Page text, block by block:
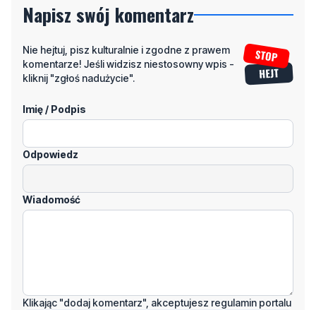
Napisz swój komentarz
Nie hejtuj, pisz kulturalnie i zgodne z prawem
komentarze! Jeśli widzisz niestosowny wpis -
kliknij "zgłoś nadużycie".
Imię / Podpis
Odpowiedz
Wiadomość
Klikając "dodaj komentarz", akceptujesz regulamin portalu